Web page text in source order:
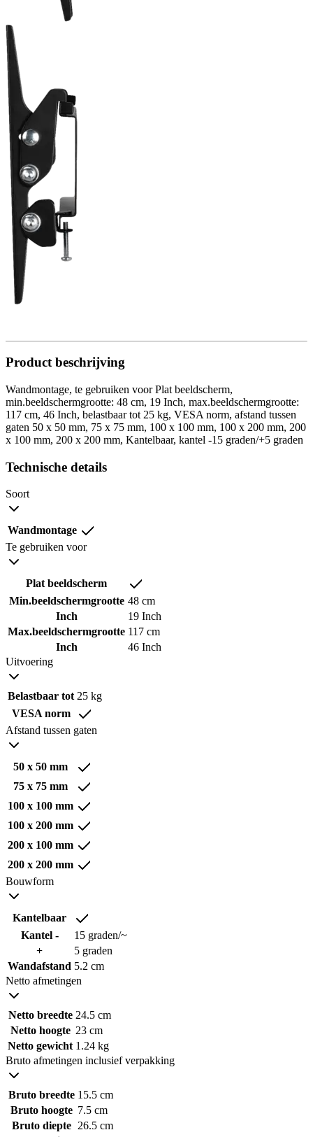
Product beschrijving
Wandmontage, te gebruiken voor Plat beeldscherm,
min.beeldschermgrootte: 48 cm, 19 Inch, max.beeldschermgrootte:
117 cm, 46 Inch, belastbaar tot 25 kg, VESA norm, afstand tussen
gaten 50 x 50 mm, 75 x 75 mm, 100 x 100 mm, 100 x 200 mm, 200
x 100 mm, 200 x 200 mm, Kantelbaar, kantel -15 graden/+5 graden
Technische details
Soort
Wandmontage
Te gebruiken voor
Plat beeldscherm
Min.beeldschermgrootte 48 cm
Inch
19 Inch
Max.beeldschermgrootte 117 cm
Inch
46 Inch
Uitvoering
Belastbaar tot 25 kg
VESA norm
Afstand tussen gaten
50 x 50 mm
75 x 75 mm
100 x 100 mm
100 x 200 mm
200 x 100 mm
200 x 200 mm
Bouwform
Kantelbaar
Kantel -
15 graden/~
+
5 graden
Wandafstand 5.2 cm
Netto afmetingen
Netto breedte 24.5 cm
Netto hoogte 23 cm
Netto gewicht 1.24 kg
Bruto afmetingen inclusief verpakking
Bruto breedte 15.5 cm
Bruto hoogte 7.5 cm
Bruto diepte
26.5 cm